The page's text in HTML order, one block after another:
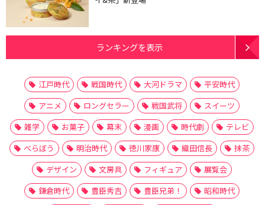
ランキングを表示
江戸時代 戦国時代 大河ドラマ
平安時代
アニメ
ロングセラー 戦国武将
スイーツ
雑学
お菓子 幕末 漫画 時代劇
テレビ
べらぼう
明治時代 徳川家康 織田信長
抹茶
デザイン
文房具 フィギュア
展覧会
鎌倉時代
豊臣秀吉 豊臣兄弟！
昭和時代